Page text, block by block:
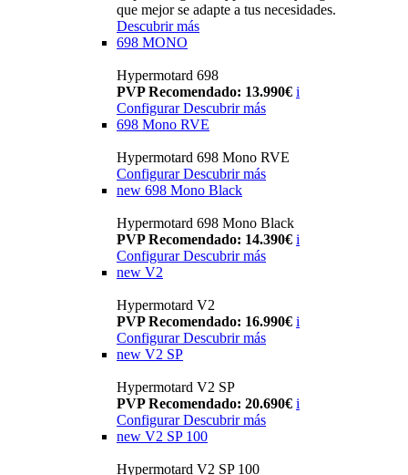
que mejor se adapte a tus necesidades.
Descubrir más
698 MONO
Hypermotard 698
PVP Recomendado: 13.990€ i
ConfigurarDescubrir más
698 Mono RVE
Hypermotard 698 Mono RVE
Configurar Descubrir más
new 698 Mono Black
Hypermotard 698 Mono Black
PVP Recomendado: 14.390€ i
Configurar Descubrir más
new V2
Hypermotard V2
PVP Recomendado: 16.990€ i
Configurar Descubrir más
new V2 SP
Hypermotard V2 SP
PVP Recomendado: 20.690€ i
Configurar Descubrir más
new V2 SP 100
Hypermotard V2 SP 100